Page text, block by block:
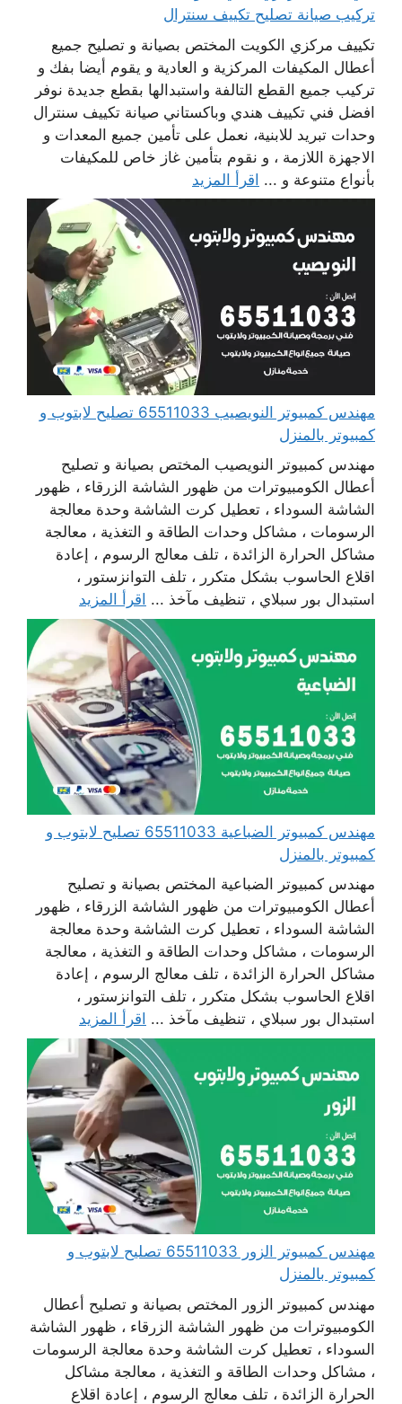
تركيب صيانة تصليح تكييف سنترال
تكييف مركزي الكويت المختص بصيانة و تصليح جميع
أعطال المكيفات المركزية و العادية و يقوم أيضا بفك و
تركيب جميع القطع التالفة واستبدالها بقطع جديدة نوفر
افضل فني تكييف هندي وباكستاني صيانة تكييف سنترال
وحدات تبريد للابنية، نعمل على تأمين جميع المعدات و
الاجهزة اللازمة ، و نقوم بتأمين غاز خاص للمكيفات
بأنواع متنوعة و ... اقرأ المزيد
مهندس كمبيوتر النويصيب 65511033 تصليح لابتوب و
كمبيوتر بالمنزل
مهندس كمبيوتر النويصيب المختص بصيانة و تصليح
أعطال الكومبيوترات من ظهور الشاشة الزرقاء ، ظهور
الشاشة السوداء ، تعطيل كرت الشاشة وحدة معالجة
الرسومات ، مشاكل وحدات الطاقة و التغذية ، معالجة
مشاكل الحرارة الزائدة ، تلف معالج الرسوم ، إعادة
اقلاع الحاسوب بشكل متكرر ، تلف التوانزستور ،
استبدال بور سبلاي ، تنظيف مآخذ ... اقرأ المزيد
مهندس كمبيوتر الضباعية 65511033 تصليح لابتوب و
كمبيوتر بالمنزل
مهندس كمبيوتر الضباعية المختص بصيانة و تصليح
أعطال الكومبيوترات من ظهور الشاشة الزرقاء ، ظهور
الشاشة السوداء ، تعطيل كرت الشاشة وحدة معالجة
الرسومات ، مشاكل وحدات الطاقة و التغذية ، معالجة
مشاكل الحرارة الزائدة ، تلف معالج الرسوم ، إعادة
اقلاع الحاسوب بشكل متكرر ، تلف التوانزستور ،
استبدال بور سبلاي ، تنظيف مآخذ ... اقرأ المزيد
مهندس كمبيوتر الزور 65511033 تصليح لابتوب و
كمبيوتر بالمنزل
مهندس كمبيوتر الزور المختص بصيانة و تصليح أعطال
الكومبيوترات من ظهور الشاشة الزرقاء ، ظهور الشاشة
السوداء ، تعطيل كرت الشاشة وحدة معالجة الرسومات
، مشاكل وحدات الطاقة و التغذية ، معالجة مشاكل
الحرارة الزائدة ، تلف معالج الرسوم ، إعادة اقلاع